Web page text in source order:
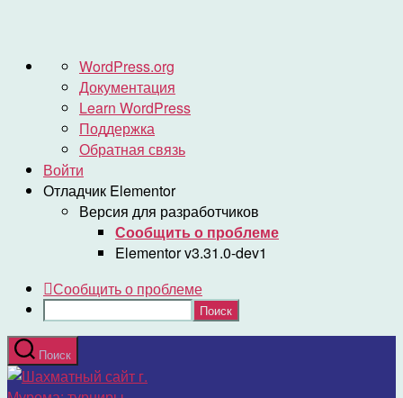
WordPress
WordPress.org
Документация
Learn WordPress
Поддержка
Обратная связь
Войти
Отладчик Elementor
Версия для разработчиков
Сообщить о проблеме
Elementor v3.31.0-dev1
Сообщить о проблеме
Поиск
Перейти
к
содержимому
Поиск